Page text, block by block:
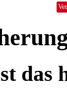
das